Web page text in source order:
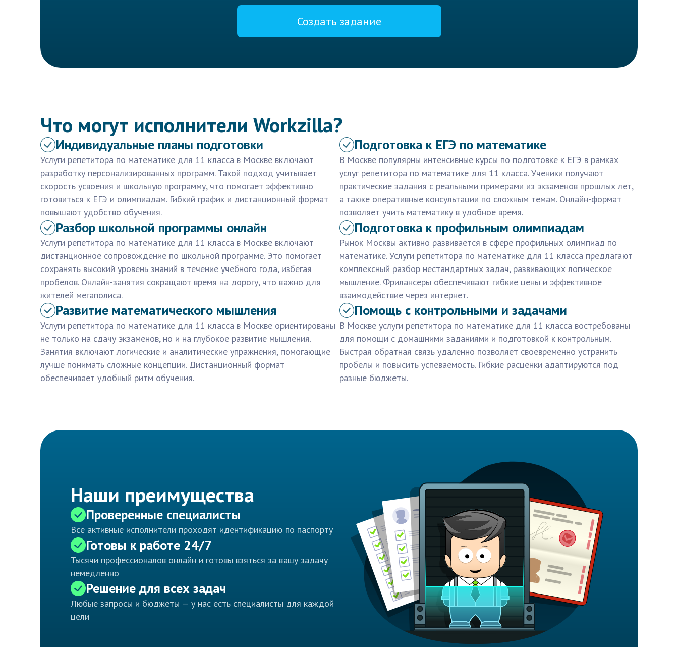
Создать задание
Что могут исполнители Workzilla?
Индивидуальные планы подготовки
Услуги репетитора по математике для 11 класса в Москве включают
разработку персонализированных программ. Такой подход учитывает
скорость усвоения и школьную программу, что помогает эффективно
готовиться к ЕГЭ и олимпиадам. Гибкий график и дистанционный формат
повышают удобство обучения.
Подготовка к ЕГЭ по математике
В Москве популярны интенсивные курсы по подготовке к ЕГЭ в рамках
услуг репетитора по математике для 11 класса. Ученики получают
практические задания с реальными примерами из экзаменов прошлых лет,
а также оперативные консультации по сложным темам. Онлайн-формат
позволяет учить математику в удобное время.
Разбор школьной программы онлайн
Услуги репетитора по математике для 11 класса в Москве включают
дистанционное сопровождение по школьной программе. Это помогает
сохранять высокий уровень знаний в течение учебного года, избегая
пробелов. Онлайн-занятия сокращают время на дорогу, что важно для
жителей мегаполиса.
Подготовка к профильным олимпиадам
Рынок Москвы активно развивается в сфере профильных олимпиад по
математике. Услуги репетитора по математике для 11 класса предлагают
комплексный разбор нестандартных задач, развивающих логическое
мышление. Фрилансеры обеспечивают гибкие цены и эффективное
взаимодействие через интернет.
Развитие математического мышления
Услуги репетитора по математике для 11 класса в Москве ориентированы
не только на сдачу экзаменов, но и на глубокое развитие мышления.
Занятия включают логические и аналитические упражнения, помогающие
лучше понимать сложные концепции. Дистанционный формат
обеспечивает удобный ритм обучения.
Помощь с контрольными и задачами
В Москве услуги репетитора по математике для 11 класса востребованы
для помощи с домашними заданиями и подготовкой к контрольным.
Быстрая обратная связь удаленно позволяет своевременно устранить
пробелы и повысить успеваемость. Гибкие расценки адаптируются под
разные бюджеты.
Наши преимущества
Проверенные специалисты
Все активные исполнители проходят идентификацию по паспорту
Готовы к работе 24/7
Тысячи профессионалов онлайн и готовы взяться за вашу задачу
немедленно
Решение для всех задач
Любые запросы и бюджеты — у нас есть специалисты для каждой
цели